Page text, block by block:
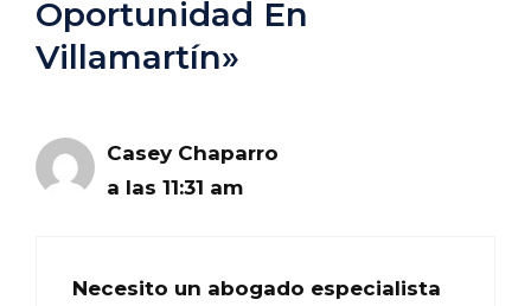
Oportunidad En
Villamartín»
Casey Chaparro
a las 11:31 am
Necesito un abogado especialista